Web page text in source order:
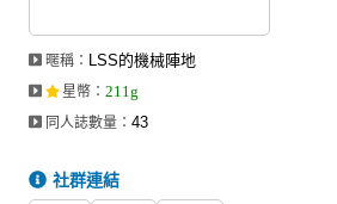
暱稱： LSS的機械陣地
星幣 ：211g
同人誌數量：43
社群連結